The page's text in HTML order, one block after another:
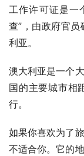
工作许可证是一
查”，由政府官
利亚。
澳大利亚是一个
国的主要城市相
行。
如果你喜欢为了
不适合你。它的